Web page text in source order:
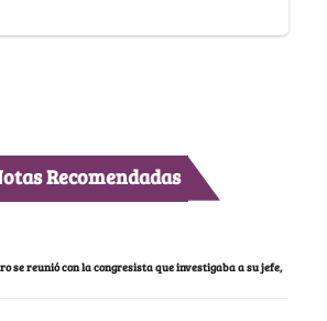
Recomendadas
se reunió con la congresista que investigaba a su jefe,